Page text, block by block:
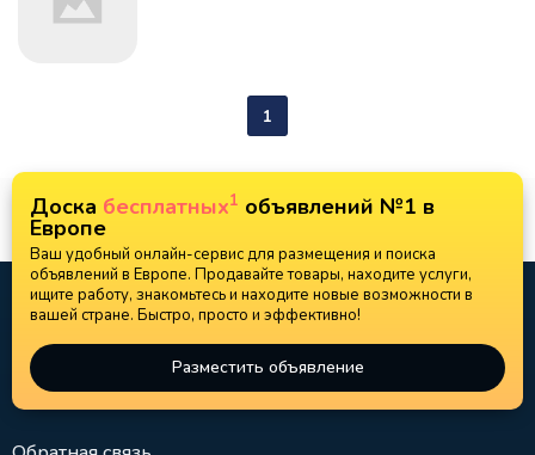
1
Доска бесплатных1 объявлений №1 в
Европе
Ваш удобный онлайн-сервис для размещения и поиска
объявлений в Европе. Продавайте товары, находите услуги,
ищите работу, знакомьтесь и находите новые возможности в
вашей стране. Быстро, просто и эффективно!
Разместить объявление